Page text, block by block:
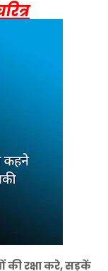
की रक्षा करे, सड़कें